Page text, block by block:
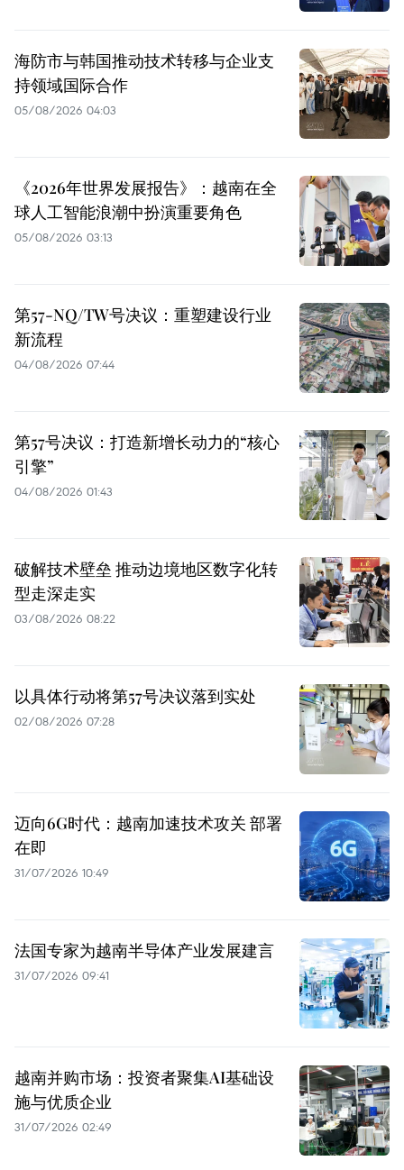
海防市与韩国推动技术转移与企业支
持领域国际合作
05/08/2026 04:03
《2026年世界发展报告》：越南在全
球人工智能浪潮中扮演重要角色
05/08/2026 03:13
第57-NQ/TW号决议：重塑建设行业
新流程
04/08/2026 07:44
第57号决议：打造新增长动力的“核心
引擎”
04/08/2026 01:43
破解技术壁垒 推动边境地区数字化转
型走深走实
03/08/2026 08:22
以具体行动将第57号决议落到实处
02/08/2026 07:28
迈向6G时代：越南加速技术攻关 部署
在即
31/07/2026 10:49
法国专家为越南半导体产业发展建言
31/07/2026 09:41
越南并购市场：投资者聚集AI基础设
施与优质企业
31/07/2026 02:49